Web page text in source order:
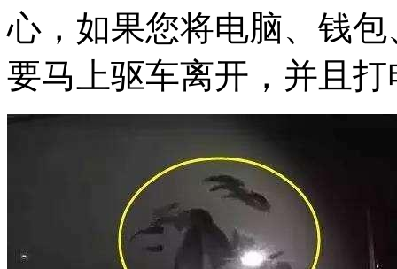
心，如果您将电脑、钱
要马上驱车离开，并且